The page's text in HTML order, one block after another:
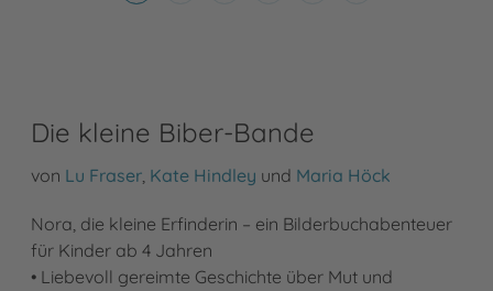
Die kleine Biber-Bande
von Lu Fraser, Kate Hindley und Maria Höck
Nora, die kleine Erfinderin – ein Bilderbuchabenteuer
für Kinder ab 4 Jahren
• Liebevoll gereimte Geschichte über Mut und